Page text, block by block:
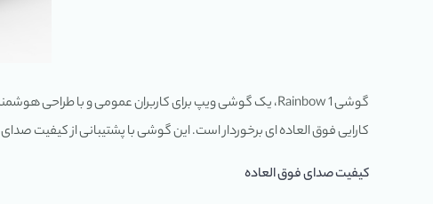
کارایی فوق العاده ای برخوردار است. این گوشی با پشتیبانی از کیفیت صدای HD و مجهز یودن به جعبه اسپیکر تقویت شده، تجربه بی نظیری از کیفیت صدا را در اختیار کاربران قرار می دهد.
کیفیت صدای فوق العاده